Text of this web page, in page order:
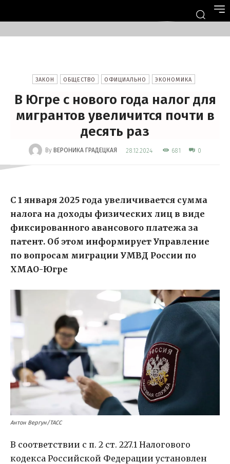
ЗАКОН ОБЩЕСТВО ОФИЦИАЛЬНО ЭКОНОМИКА
В Югре с нового года налог для
мигрантов увеличится почти в
десять раз
By ВЕРОНИКА ГРАДЕЦКАЯ 28.12.2024 681 0
С 1 января 2025 года увеличивается сумма
налога на доходы физических лиц в виде
фиксированного авансового платежа за
патент. Об этом информирует Управление
по вопросам миграции УМВД России по
ХМАО-Югре
Антон Вергун/ТАСС
В соответствии с п. 2 ст. 227.1 Налогового
кодекса Российской Федерации установлен